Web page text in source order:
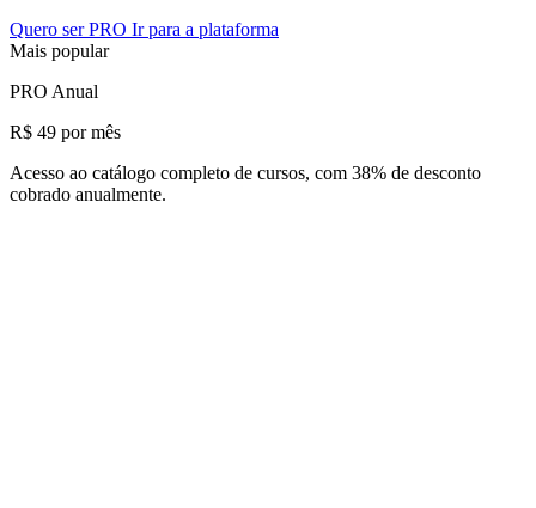
Quero ser PRO Ir para a plataforma
Mais popular
PRO Anual
R$ 49 por mês
Acesso ao catálogo completo de cursos, com 38% de desconto
cobrado anualmente.